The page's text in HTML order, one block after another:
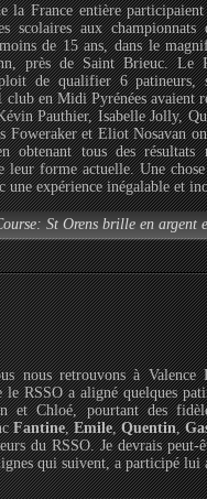
la France entière
scolaires aux
de 15 ans, dans le
près de Saint Brieuc. Le
de qualifier 6 patineurs,
club en Midi Pyrénées avaient
Pauthier, Isabelle Jolly,
Foweraker et Eliot Nosavan
obtenant tous des résultats
leur forme actuelle. Une
une expérience inégalable et
St Orens brille en argent
nous retrouvons à Valence
le RSSO a aligné quelques
et Chloé, pourtant des
Fantine,Emile,Quentin,
du RSSO. Je devrais
qui suivent, a participé lui